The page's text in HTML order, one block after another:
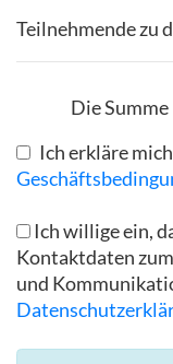
Teilnehmende zu
Die
Ich erkläre
Ich willige ein,
Kontaktdaten
und